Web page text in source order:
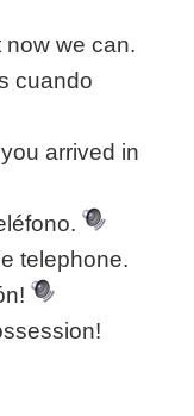
we can.
cuando
arrived in
telephone.